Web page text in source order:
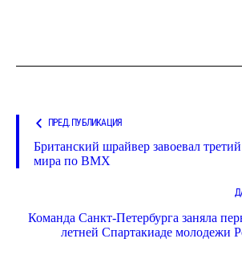
ПРЕД. ПУБЛИКАЦИЯ
Британский шрайвер завоевал
мира по BMX
Команда Санкт-Петербурга заняла
летней Спартакиаде молодежи